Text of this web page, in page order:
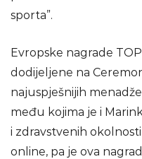
sporta”.
Evropske nagrade
dodijeljene na
najuspješnijih
među kojima je i
i zdravstvenih
online, pa je ova